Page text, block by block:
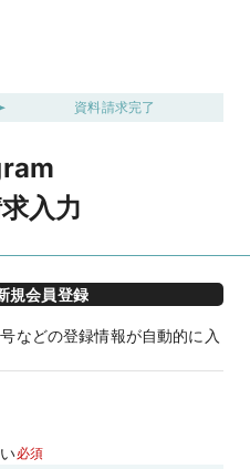
資料請求完了
入力
規会員登録
などの登録情報が自動的に入
必須